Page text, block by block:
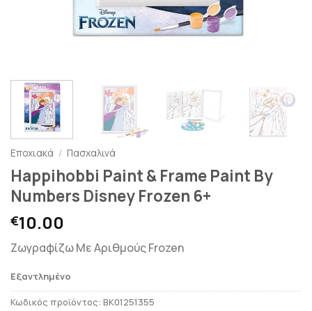
Εποχιακά / Πασχαλινά
Happihobbi Paint & Frame Paint By
Numbers Disney Frozen 6+
€10.00
Ζωγραφίζω Με Αριθμούς Frozen
Εξαντλημένο
Κωδικός προϊόντος: BK01251355